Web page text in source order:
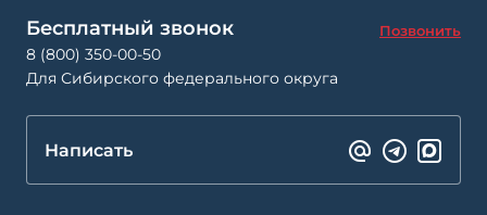
Бесплатный звонок Позвонить
8 (800) 350-00-50
Для Сибирского федерального округа
Написать